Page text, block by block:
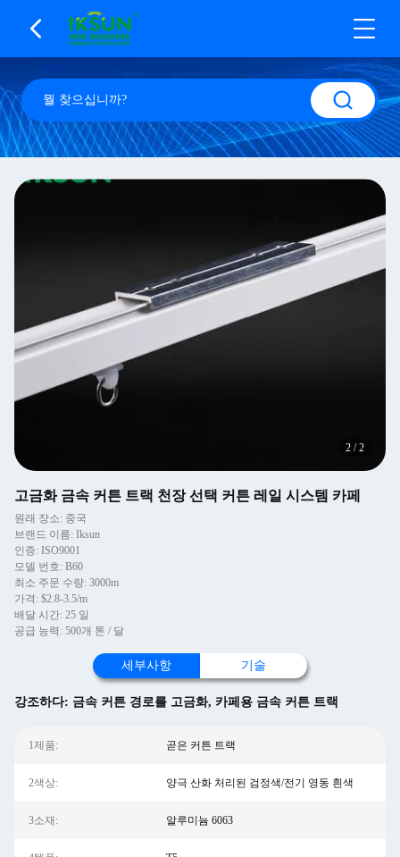
2 /2
고금화 금속 커튼 트랙 천장 선택 커튼 레일 시스템 카페
원래 장소: 중국
브랜드 이름: Iksun
인증: ISO9001
모델 번호: B60
최소 주문 수량: 3000m
가격: $2.8-3.5/m
배달 시간: 25 일
공급 능력: 500개 톤 / 달
세부사항 기술
강조하다: 금속 커튼 경로를 고금화, 카페용 금속 커튼 트랙
1제품: 곧은 커튼 트랙
2색상: 양극 산화 처리된 검정색/전기 영동 흰색
3소재: 알루미늄 6063